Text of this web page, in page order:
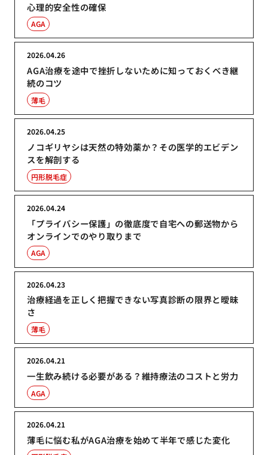
心理的安全性の確保
AGA
AGA治療を途中で挫折しないために知っておくべき継
続のコツ
2026.04.26
薄毛
ノコギリヤシは天然の特効薬か？その医学的エビデン
スを解剖する
2026.04.25
円形脱毛症
「プライバシー保護」の徹底度で自宅への郵送物から
オンラインでのやり取りまで
2026.04.24
AGA
治療経過を正しく把握できない写真診断の限界と曖昧
さ
2026.04.23
薄毛
一生飲み続ける必要がある？維持療法のコストと労力
2026.04.21
AGA
薄毛に悩む私がAGA治療を始めて半年で感じた変化
2026.04.21